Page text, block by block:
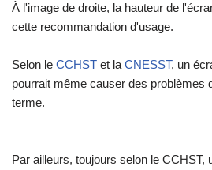
À l'image de droite, la hauteur de
cette recommandation d'usage.
Selon le CCHST et la CNESST, un
pourrait même causer des problèmes
terme.
Par ailleurs, toujours selon le CCHST,